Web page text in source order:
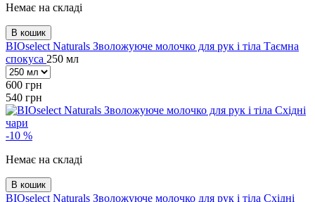
Немає на складі
В кошик
BIOselect Naturals Зволожуюче молочко для рук і тіла Таємна
спокуса 250 мл
600 грн
540 грн
-10 %
Немає на складі
В кошик
BIOselect Naturals Зволожуюче молочко для рук і тіла Східні